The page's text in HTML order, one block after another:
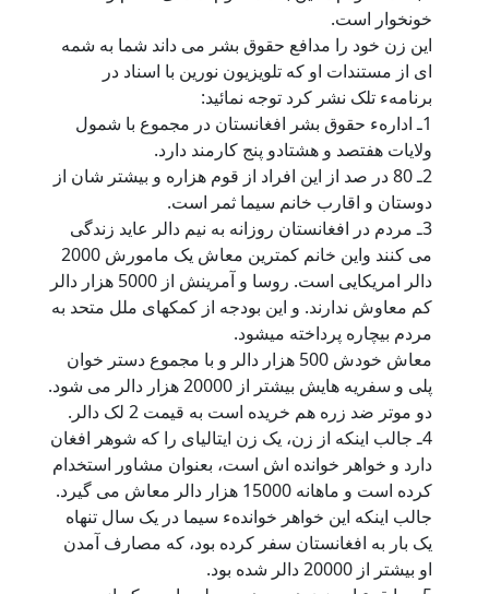
خونخوار است.
اين زن خود را مدافع حقوق بشر می داند شما به شمه
ای از مستندات او که تلويزيون نورين با اسناد در
برنامهء تلک نشر کرد توجه نمائيد:
1ـ ادارهء حقوق بشر افغانستان در مجموع با شمول
ولايات هفتصد و هشتادو پنج کارمند دارد.
2ـ 80 در صد از اين افراد از قوم هزاره و بيشتر شان از
دوستان و اقارب خانم سيما ثمر است.
3ـ مردم در افغانستان روزانه به نيم دالر عايد زندگی
می کنند واين خانم کمترين معاش يک مامورش 2000
دالر امريکايی است. روسا و آمرينش از 5000 هزار دالر
کم معاوش ندارند. و اين بودجه از کمکهای ملل متحد به
مردم بيچاره پرداخته ميشود.
معاش خودش 500 هزار دالر و با مجموع دستر خوان
پلی و سفريه هايش بيشتر از 20000 هزار دالر می شود.
دو موتر ضد زره هم خريده است به قيمت 2 لک دالر.
4ـ جالب اينکه از زن، يک زن ايتاليای را که شوهر افغان
دارد و خواهر خوانده اش است، بعنوان مشاور استخدام
کرده است و ماهانه 15000 هزار دالر معاش می گيرد.
جالب اينکه اين خواهر خواندهء سيما در يک سال تنهاه
يک بار به افغانستان سفر کرده بود، که مصارف آمدن
او بيشتر از 20000 دالر شده بود.